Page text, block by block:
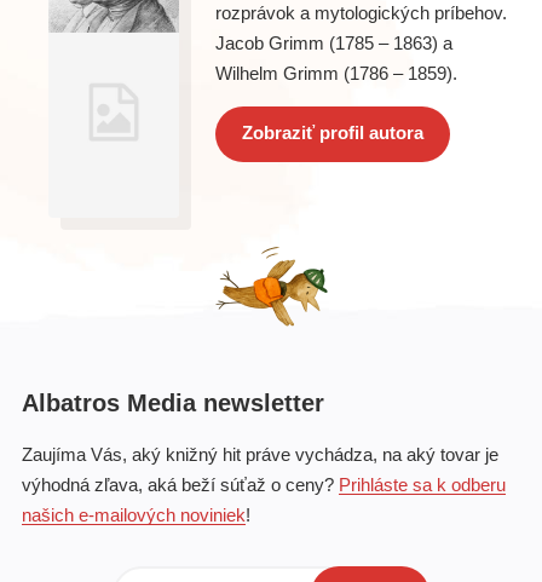
rozprávok a mytologických príbehov.
Jacob Grimm (1785 – 1863) a
Wilhelm Grimm (1786 – 1859).
Zobraziť profil autora
Albatros Media newsletter
Zaujíma Vás, aký knižný hit práve vychádza, na aký tovar je
výhodná zľava, aká beží súťaž o ceny? Prihláste sa k odberu
našich e-mailových noviniek!